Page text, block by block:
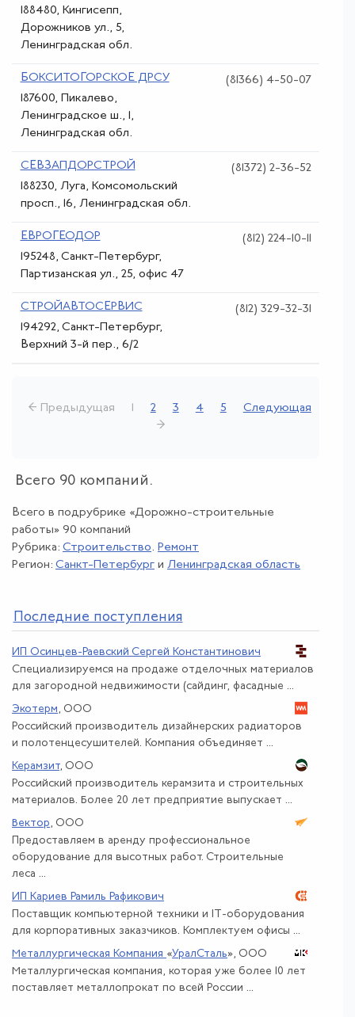
188480, Кингисепп,
Дорожников ул., 5,
Ленинградская обл.
БОКСИТОГОРСКОЕ ДРСУ
187600, Пикалево,
Ленинградское ш., 1,
Ленинградская обл.
(81366) 4-50-07
СЕВЗАПДОРСТРОЙ
188230, Луга, Комсомольский
просп., 16, Ленинградская обл.
(81372) 2-36-52
ЕВРОГЕОДОР
195248, Санкт-Петербург,
Партизанская ул., 25, офис 47
(812) 224-10-11
СТРОЙАВТОСЕРВИС
194292, Санкт-Петербург,
Верхний 3-й пер., 6/2
(812) 329-32-31
← Предыдущая 2 3 4 5
Следующая
→
Всего 90 компаний.
Всего в подрубрике «Дорожно-строительные
работы» 90 компаний
Рубрика: Строительство. Ремонт
Регион: Санкт-Петербург и Ленинградская область
Последние поступления
ИП Осинцев-Раевский Сергей Константинович
Специализируемся на продаже отделочных материалов
для загородной недвижимости (сайдинг, фасадные ...
Экотерм , ООО
Российский производитель дизайнерских радиаторов
и полотенцесушителей. Компания объединяет ...
Керамзит, ООО
Российский производитель керамзита и строительных
материалов. Более 20 лет предприятие выпускает ...
Вектор , ООО
Предоставляем в аренду профессиональное
оборудование для высотных работ. Строительные
леса ...
ИП Кариев Рамиль Рафикович
Поставщик компьютерной техники и IT-оборудования
для корпоративных заказчиков. Комплектуем офисы ...
Металлургическая Компания «УралСталь», ООО
Металлургическая компания, которая уже более 10 лет
поставляет металлопрокат по всей России ...